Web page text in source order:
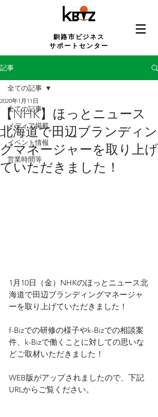
釧路市ビジネス
サポートセンター
記事
全ての記事
メディア掲載
イベント情報
営業時間等
全ての記事
【NHK】ほっとニュース
北海道で田辺ブランディン
グマネージャーを取り上げ
ていただきました！
2020年1月11日
1月10日（金）NHKのほっとニュース北
海道で田辺ブランディングマネージャ
ーを取り上げていただきました！
f-Bizでの研修の様子やk-Bizでの相談案
件、k-Bizで働くことに対しての思いな
どご取材いただきました！
WEB版がアップされましたので、下記
URLからご覧ください。